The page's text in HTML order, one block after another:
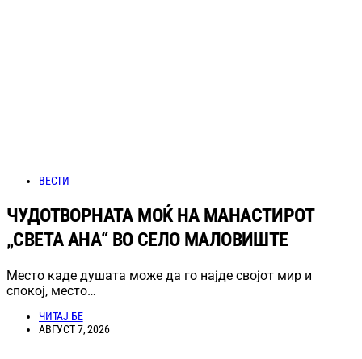
ВЕСТИ
ЧУДОТВОРНАТА МОЌ НА МАНАСТИРОТ
„СВЕТА АНА“ ВО СЕЛО МАЛОВИШТЕ
Место каде душата може да го најде својот мир и
спокој, место…
ЧИТАЈ БЕ
АВГУСТ 7, 2026